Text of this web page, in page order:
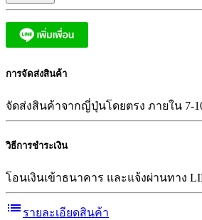
การจัดส่งสินค้า
จัดส่งสินค้าจากญี่ปุ่นโดยตรง ภายใน 7-
วิธีการชำระเงิน
โอนเงินเข้าธนาคาร และแจ้งผ่านทาง
list รายละเอียดสินค้า